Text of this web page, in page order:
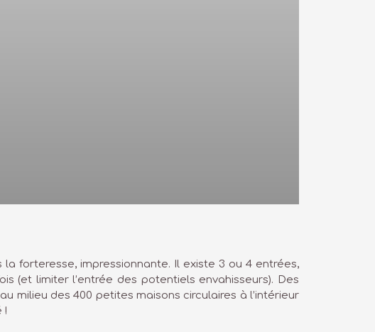
forteresse, impressionnante. Il existe 3 ou 4 entrées,
(et limiter l’entrée des potentiels envahisseurs). Des
milieu des 400 petites maisons circulaires à l’intérieur
!